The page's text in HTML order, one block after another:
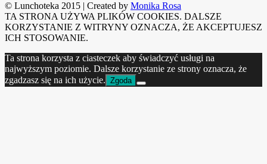
© Lunchoteka 2015 Created by Monika Rosa
TA STRONA UŻYWA PLIKÓW COOKIES. DALSZE
KORZYSTANIE Z WITRYNY OZNACZA, ŻE AKCEPTUJESZ
ICH STOSOWANIE.
Ta strona korzysta z ciasteczek aby świadczyć usługi na
najwyższym poziomie. Dalsze korzystanie ze strony oznacza, że
zgadzasz się na ich użycie. Zgoda